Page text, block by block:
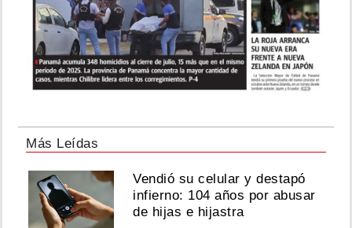
Más Leídas
Vendió su celular y destapó
infierno: 104 años por abusar
de hijas e hijastra